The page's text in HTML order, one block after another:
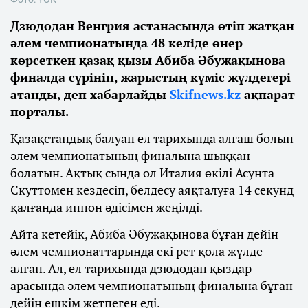
Дзюдодан Венгрия астанасында өтіп жатқан
әлем чемпионатында 48 келіде өнер
көрсеткен қазақ қызы Абиба Әбужақынова
финалда сүрініп, жарыстың күміс жүлдегері
атанды, деп хабарлайды Skifnews.kz ақпарат
порталы.
Қазақстандық балуан ел тарихында алғаш болып
әлем чемпионатының финалына шыққан
болатын. Ақтық сында ол Италия өкілі Асунта
Скуттомен кездесіп, белдесу аяқталуға 14 секунд
қалғанда иппон әдісімен жеңілді.
Айта кетейік, Абиба Әбужақынова бұған дейін
әлем чемпионаттарында екі рет қола жүлде
алған. Ал, ел тарихында дзюдодан қыздар
арасында әлем чемпионатының финалына бұған
дейін ешкім жетпеген еді.